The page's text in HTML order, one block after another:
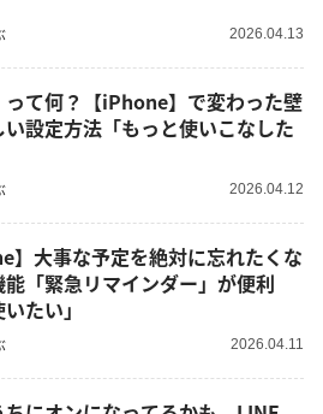
2026.04.13
って何？【iPhone】で変わった壁
設定方法「もっと使いこなした
2026.04.12
】大事な予定を絶対に忘れたくな
能「緊急リマインダー」が便利
たい」
2026.04.11